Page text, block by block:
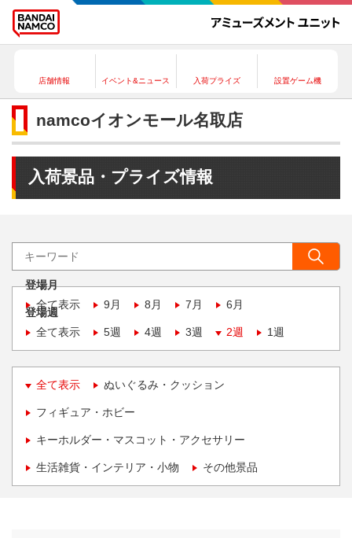
店舗情報 イベント&ニュース 入荷プライズ 設置ゲーム機
namcoイオンモール名取店
入荷景品・プライズ情報
登場月
全て表示
9月 8月 7月 6月
登場週
全て表示
5週 4週 3週 2週 1週
全て表示 ぬいぐるみ・クッション
フィギュア・ホビー
キーホルダー・マスコット・アクセサリー
生活雑貨・インテリア・小物 その他景品